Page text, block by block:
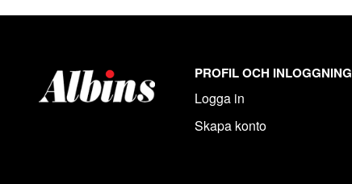
PROFIL OCH INLOGGNING
Logga in
Skapa konto